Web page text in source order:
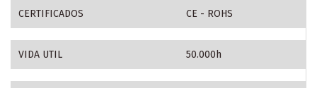
CERTIFICADOS CE - ROHS
VIDA UTIL 50.000h